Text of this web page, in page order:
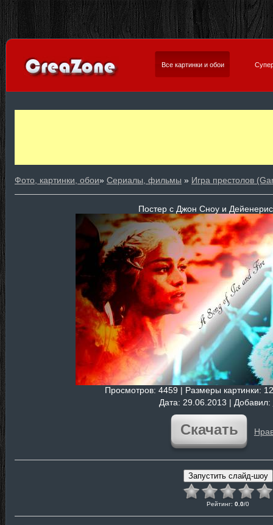
Все картинки и обои
Фото, картинки, обои» Сериалы, фильмы » Игра престолов
Постер с Джон Сноу и
Просмотров: 4459 | Размеры картинки:
Дата: 29.06.2013 | Добавил:
Скачать
Рейтинг: 0.0/0